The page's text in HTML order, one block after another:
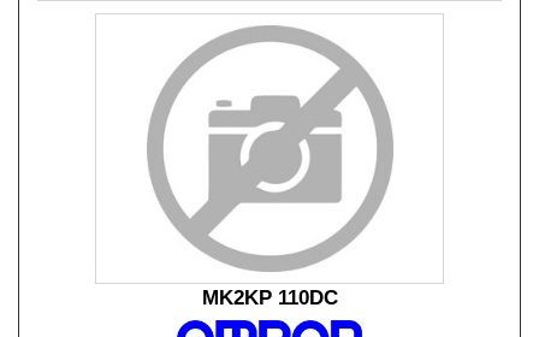
MK2KP 110DC